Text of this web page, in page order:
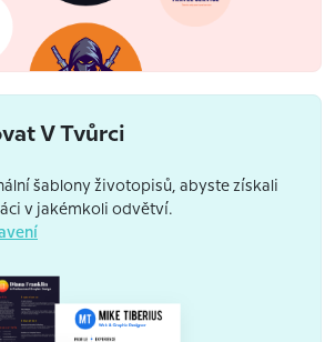
V Tvůrci
šablony životopisů, abyste získali
v jakémkoli odvětví.